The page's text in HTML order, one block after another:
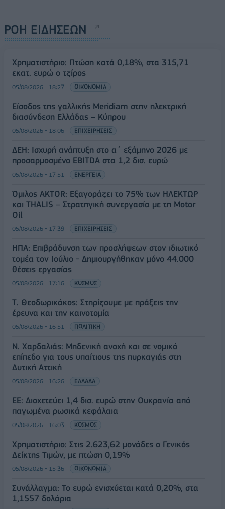
ΡΟΗ ΕΙΔΗΣΕΩΝ
Χρηματιστήριο: Πτώση κατά 0,18%, στα 315,71
εκατ. ευρώ ο τζίρος
05/08/2026 - 18:27 ΟΙΚΟΝΟΜΙΑ
Είσοδος της γαλλικής Meridiam στην ηλεκτρική
διασύνδεση Ελλάδας – Κύπρου
05/08/2026 - 18:06 ΕΠΙΧΕΙΡΗΣΕΙΣ
ΔΕΗ: Ισχυρή ανάπτυξη στο α΄ εξάμηνο 2026 με
προσαρμοσμένο EBITDA στα 1,2 δισ. ευρώ
05/08/2026 - 17:51 ΕΝΕΡΓΕΙΑ
Όμιλος AKTOR: Εξαγοράζει το 75% των ΗΛΕΚΤΩΡ
και THALIS – Στρατηγική συνεργασία με τη Motor
Oil
05/08/2026 - 17:39 ΕΠΙΧΕΙΡΗΣΕΙΣ
ΗΠΑ: Επιβράδυνση των προσλήψεων στον ιδιωτικό
τομέα τον Ιούλιο - Δημιουργήθηκαν μόνο 44.000
θέσεις εργασίας
05/08/2026 - 17:16 ΚΟΣΜΟΣ
Τ. Θεοδωρικάκος: Στηρίζουμε με πράξεις την
έρευνα και την καινοτομία
05/08/2026 - 16:51 ΠΟΛΙΤΙΚΗ
Ν. Χαρδαλιάς: Μηδενική ανοχή και σε νομικό
επίπεδο για τους υπαίτιους της πυρκαγιάς στη
Δυτική Αττική
05/08/2026 - 16:26 ΕΛΛΑΔΑ
ΕΕ: Διοχετεύει 1,4 δισ. ευρώ στην Ουκρανία από
παγωμένα ρωσικά κεφάλαια
05/08/2026 - 16:03 ΚΟΣΜΟΣ
Χρηματιστήριο: Στις 2.623,62 μονάδες ο Γενικός
Δείκτης Τιμών, με πτώση 0,19%
05/08/2026 - 15:36 ΟΙΚΟΝΟΜΙΑ
Συνάλλαγμα: Το ευρώ ενισχύεται κατά 0,20%, στα
1,1557 δολάρια